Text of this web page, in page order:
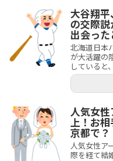
大谷翔
の交際
出会っ
北海道日本
が大活躍の
していると
人気女
上！お
京都で？
人気女性ア
際を経て結